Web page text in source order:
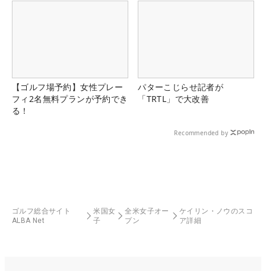
【ゴルフ場予約】女性プレー
フィ2名無料プランが予約でき
る！
パターこじらせ記者が
「TRTL」で大改善
Recommended by
ゴルフ総合サイト
ALBA Net
米国女
子
全米女子オー
プン
ケイリン・ノウのスコ
ア詳細